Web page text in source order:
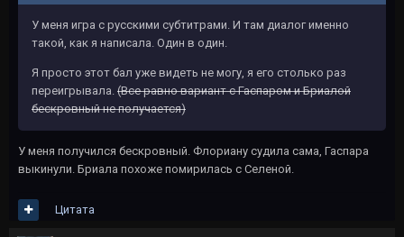
У меня игра с русскими субтитрами. И там диалог именно
такой, как я написала. Один в один.
Я просто этот бал уже видеть не могу, я его столько раз
переигрывала. (Все равно вариант с Гаспаром и Бриалой
бескровный не получается)
У меня получился бескровный. Флориану судила сама, Гаспара
выкинули. Бриала похоже помирилась с Селеной.
Цитата